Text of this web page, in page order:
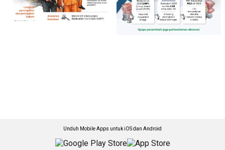
Unduh Mobile Apps untuk iOS dan Android